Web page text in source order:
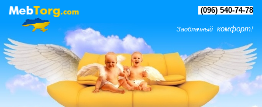
(096) 540-74-78
Заоблачный комфорт!